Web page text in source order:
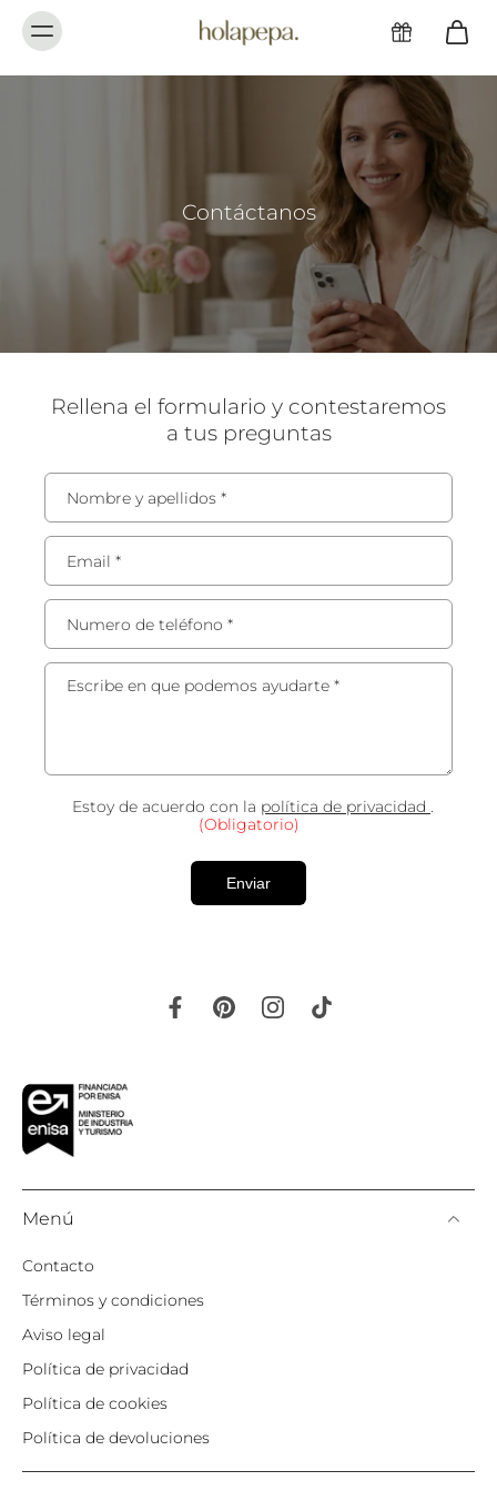
Contáctanos
Rellena el formulario y contestaremos
a tus preguntas
Nombre y apellidos *
Email *
Numero de teléfono *
Escribe en que podemos ayudarte *
Estoy de acuerdo con la política de privacidad .
(Obligatorio)
Enviar
Menú
Contacto
Términos y condiciones
Aviso legal
Política de privacidad
Política de cookies
Política de devoluciones